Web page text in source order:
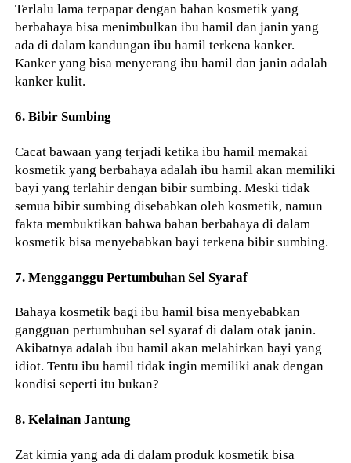
Terlalu lama terpapar dengan bahan kosmetik yang
berbahaya bisa menimbulkan ibu hamil dan janin yang
ada di dalam kandungan ibu hamil terkena kanker.
Kanker yang bisa menyerang ibu hamil dan janin adalah
kanker kulit.
6. Bibir Sumbing
Cacat bawaan yang terjadi ketika ibu hamil memakai
kosmetik yang berbahaya adalah ibu hamil akan memiliki
bayi yang terlahir dengan bibir sumbing. Meski tidak
semua bibir sumbing disebabkan oleh kosmetik, namun
fakta membuktikan bahwa bahan berbahaya di dalam
kosmetik bisa menyebabkan bayi terkena bibir sumbing.
7. Mengganggu Pertumbuhan Sel Syaraf
Bahaya kosmetik bagi ibu hamil bisa menyebabkan
gangguan pertumbuhan sel syaraf di dalam otak janin.
Akibatnya adalah ibu hamil akan melahirkan bayi yang
idiot. Tentu ibu hamil tidak ingin memiliki anak dengan
kondisi seperti itu bukan?
8. Kelainan Jantung
Zat kimia yang ada di dalam produk kosmetik bisa